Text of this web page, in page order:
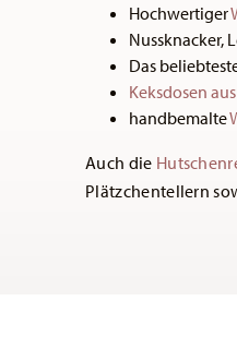
Hochwertiger
Nussknacker,
Das
Keksdosen
handbemalte
Auch die
Plätzchentellern